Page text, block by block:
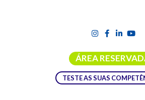
ÁREA
TESTE AS SUAS